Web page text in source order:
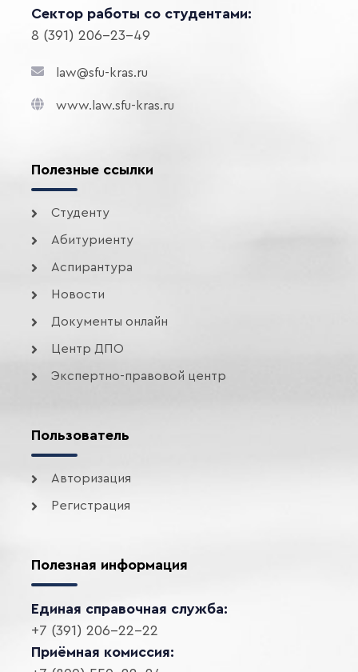
Сектор работы со студентами:
8 (391) 206-23-49
law@sfu-kras.ru
www.law.sfu-kras.ru
Полезные ссылки
Студенту
Абитуриенту
Аспирантура
Новости
Документы онлайн
Центр ДПО
Экспертно-правовой центр
Пользователь
Авторизация
Регистрация
Полезная информация
Единая справочная служба:
+7 (391) 206-22-22
Приёмная комиссия: